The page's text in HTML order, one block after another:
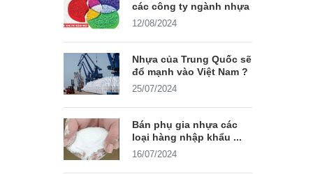
các công ty ngành nhựa
12/08/2024
Nhựa của Trung Quốc sẽ
đổ mạnh vào Việt Nam ?
25/07/2024
Bán phụ gia nhựa các
loại hàng nhập khẩu ...
16/07/2024